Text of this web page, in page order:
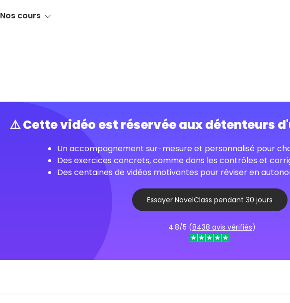
Nos cours
⚠️ Cette vidéo est réservée aux détenteurs
Un accompagnement sur-mesure et personnalisé pour
Des exercices concrets, comme dans les contrôles et
Des centaines de vidéos motivantes pour réviser en
Essayer NovelClass pendant 30 jours
4.8/5 (8438 avis vérifiés)